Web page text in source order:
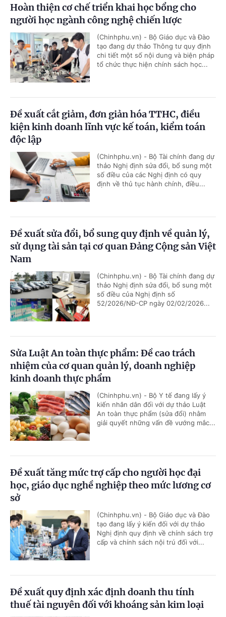
Hoàn thiện cơ chế triển khai học bổng cho
người học ngành công nghệ chiến lược
(Chinhphu.vn) - Bộ Giáo dục và Đào
tạo đang dự thảo Thông tư quy định
chi tiết một số nội dung và biện pháp
tổ chức thực hiện chính sách học...
Đề xuất cắt giảm, đơn giản hóa TTHC, điều
kiện kinh doanh lĩnh vực kế toán, kiểm toán
độc lập
(Chinhphu.vn) - Bộ Tài chính đang dự
thảo Nghị định sửa đổi, bổ sung một
số điều của các Nghị định có quy
định về thủ tục hành chính, điều...
Đề xuất sửa đổi, bổ sung quy định về quản lý,
sử dụng tài sản tại cơ quan Đảng Cộng sản Việt
Nam
(Chinhphu.vn) - Bộ Tài chính đang dự
thảo Nghị định sửa đổi, bổ sung một
số điều của Nghị định số
52/2026/NĐ-CP ngày 02/02/2026...
Sửa Luật An toàn thực phẩm: Đề cao trách
nhiệm của cơ quan quản lý, doanh nghiệp
kinh doanh thực phẩm
(Chinhphu.vn) - Bộ Y tế đang lấy ý
kiến nhân dân đối với dự thảo Luật
An toàn thực phẩm (sửa đổi) nhằm
giải quyết những vấn đề vướng mắc...
Đề xuất tăng mức trợ cấp cho người học đại
học, giáo dục nghề nghiệp theo mức lương cơ
sở
(Chinhphu.vn) - Bộ Giáo dục và Đào
tạo đang lấy ý kiến đối với dự thảo
Nghị định quy định về chính sách trợ
cấp và chính sách nội trú đối với...
Đề xuất quy định xác định doanh thu tính
thuế tài nguyên đối với khoáng sản kim loại